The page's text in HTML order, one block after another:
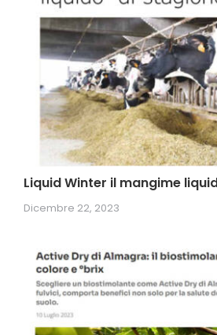
Liquid Winter il mangime
Dicembre 22, 2023